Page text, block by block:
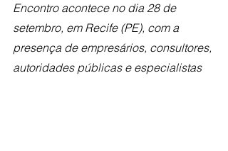
Encontro acontece no dia 28 de
setembro, em Recife (PE), com a
presença de empresários, consultores,
autoridades públicas e especialistas